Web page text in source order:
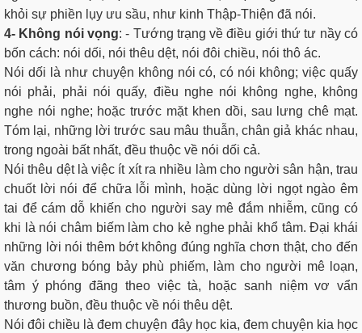
khỏi sự phiền lụy ưu sầu, như kinh Thập-Thiện đã nói.
4- Không nói vọng: - Tướng trạng về điều giới thứ tư nầy có
bốn cách: nói dối, nói thêu dệt, nói đôi chiều, nói thô ác.
Nói dối là như chuyện không nói có, có nói không; việc quấy
nói phải, phải nói quấy, điều nghe nói không nghe, không
nghe nói nghe; hoặc trước mặt khen dồi, sau lưng chê mạt.
Tóm lại, những lời trước sau mâu thuẫn, chân giả khác nhau,
trong ngoài bất nhất, đều thuộc về nói dối cả.
Nói thêu dệt là việc ít xít ra nhiều làm cho người sân hận, trau
chuốt lời nói để chữa lỗi mình, hoặc dùng lời ngọt ngào êm
tai để cám dỗ khiến cho người say mê đắm nhiễm, cũng có
khi là nói châm biếm làm cho kẻ nghe phải khổ tâm. Ðại khái
những lời nói thêm bớt không đúng nghĩa chơn thật, cho đến
văn chương bóng bảy phù phiếm, làm cho người mê loạn,
tâm ý phóng đãng theo việc tà, hoặc sanh niệm vơ vẩn
thương buồn, đều thuộc về nói thêu dệt.
Nói đôi chiều là đem chuyện đây học kia, đem chuyện kia học